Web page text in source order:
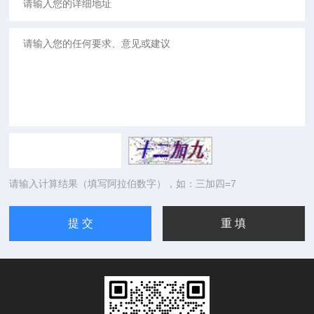
请输入计算结果（填写阿拉伯数字），如：三加四=7